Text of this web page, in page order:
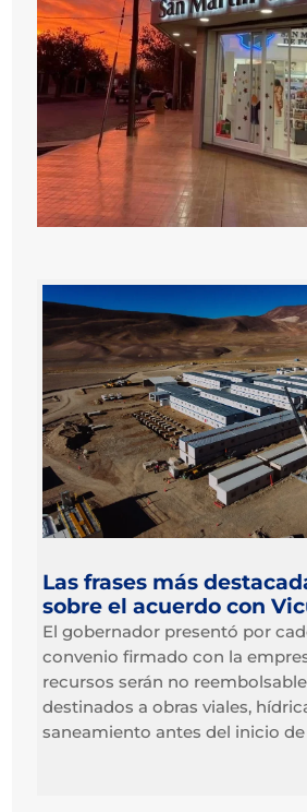
Las frases más
sobre el acuerdo con
El gobernador presentó por
convenio firmado con la
recursos serán no
destinados a obras viales,
saneamiento antes del inicio